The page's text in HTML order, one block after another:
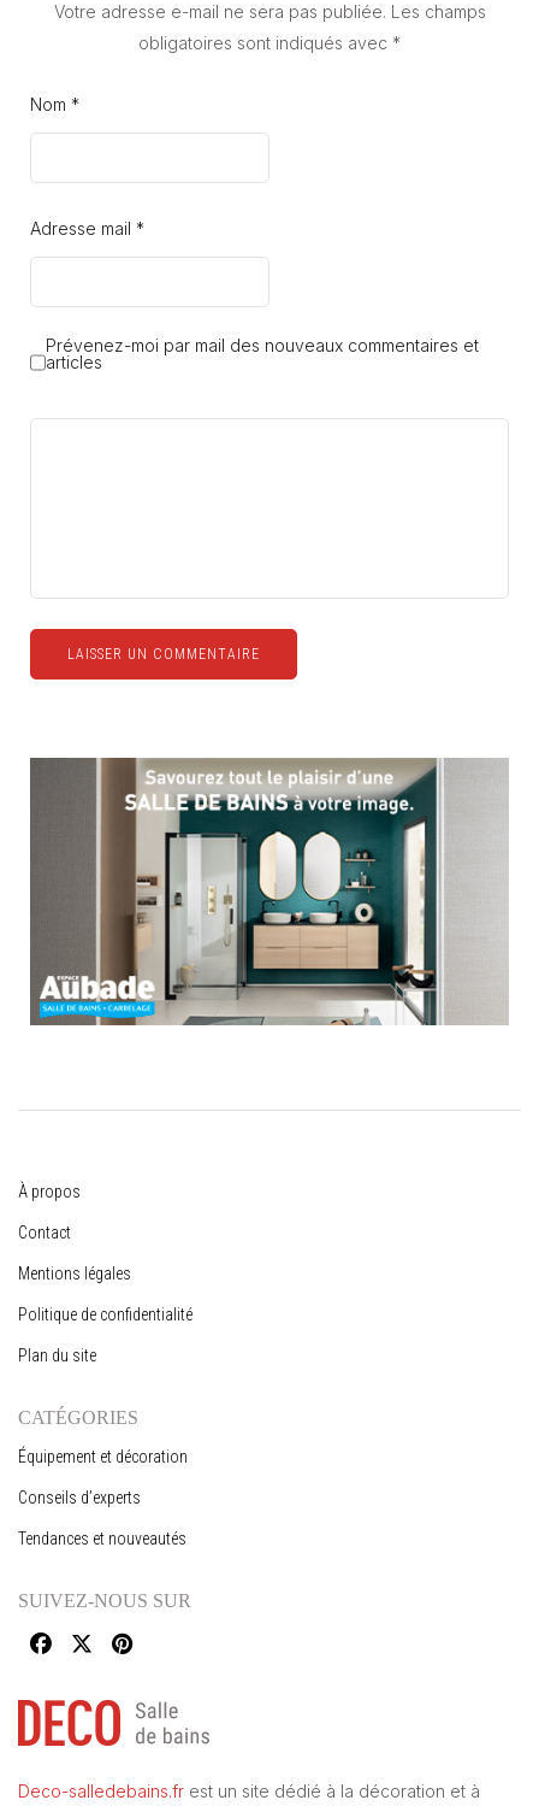
Votre adresse e-mail ne sera pas publiée. Les champs
obligatoires sont indiqués avec *
Nom *
Adresse mail *
Prévenez-moi par mail des nouveaux commentaires et
articles
Deco-salledebains.fr est un site dédié à la décoration et à
À propos
Contact
Mentions légales
Politique de confidentialité
Plan du site
CATÉGORIES
Équipement et décoration
Conseils d’experts
Tendances et nouveautés
SUIVEZ-NOUS SUR